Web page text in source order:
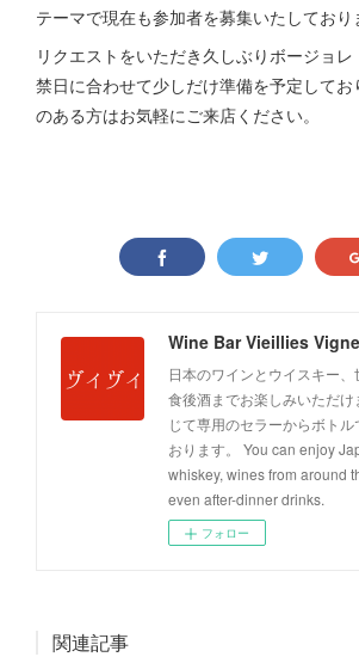
テーマで現在も参加者を募集いたしており
リクエストをいただき久しぶりボージョ
禁日に合わせて少しだけ準備を予定して
のある方はお気軽にご来店ください。
Wine Bar Vieillies
日本のワインとウイスキー
食後酒までお楽しみいただ
じて専用のセラーからボト
おります。 You can enjoy
whiskey, wines from around
even after-dinner drinks.
フォロー
関連記事